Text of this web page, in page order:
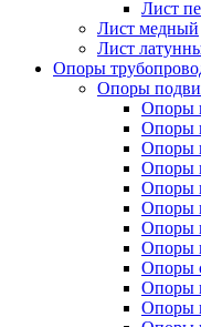
Лист
Лист медный
Лист
Опоры
Опоры
Опоры
Опоры
Опоры
Опоры
Опоры
Опоры
Опоры
Опоры
Опоры
Опоры
Опоры